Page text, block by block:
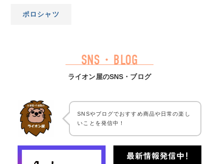
ポロシャツ
SNS・BLOG
ライオン屋のSNS・ブログ
SNSやブログでおすすめ商品や日常の楽し
いことを発信中！